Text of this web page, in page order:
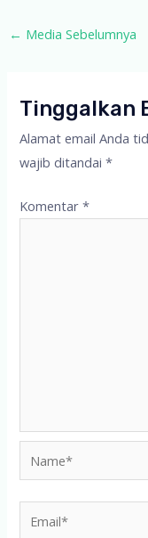
Post
← Media Sebelumnya
Tinggalkan
Alamat email Anda
wajib ditandai*
Komentar*